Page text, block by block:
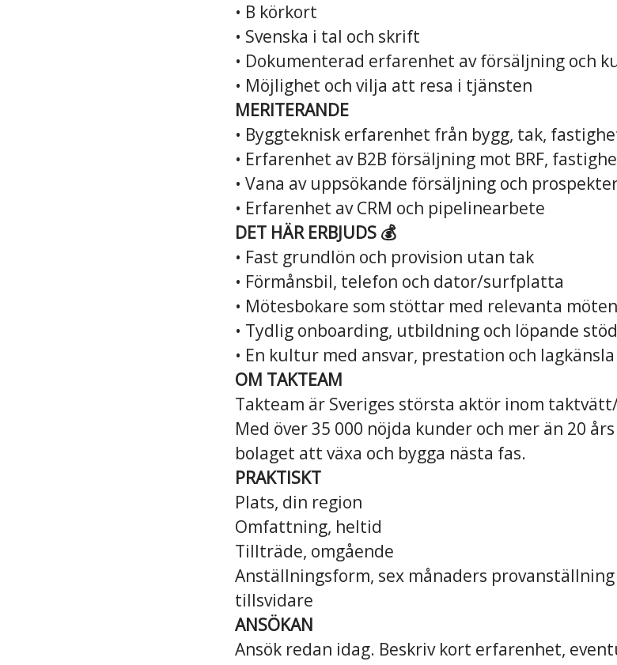
• B körkort
• Svenska i tal och skrift
• Dokumenterad erfarenhet av försäljning och
• Möjlighet och vilja att resa i tjänsten
MERITERANDE
• Byggteknisk erfarenhet från bygg, tak,
• Erfarenhet av B2B försäljning mot BRF,
• Vana av uppsökande försäljning och
• Erfarenhet av CRM och pipelinearbete
DET HÄR ERBJUDS 💰
• Fast grundlön och provision utan tak
• Förmånsbil, telefon och dator/surfplatta
• Mötesbokare som stöttar med relevanta möten
• Tydlig onboarding, utbildning och löpande stöd
• En kultur med ansvar, prestation och lagkänsla
OM TAKTEAM
Takteam är Sveriges största aktör inom
Med över 35 000 nöjda kunder och mer än 20
bolaget att växa och bygga nästa fas.
PRAKTISKT
Plats, din region
Omfattning, heltid
Tillträde, omgående
Anställningsform, sex månaders
tillsvidare
ANSÖKAN
Ansök redan idag. Beskriv kort erfarenhet,